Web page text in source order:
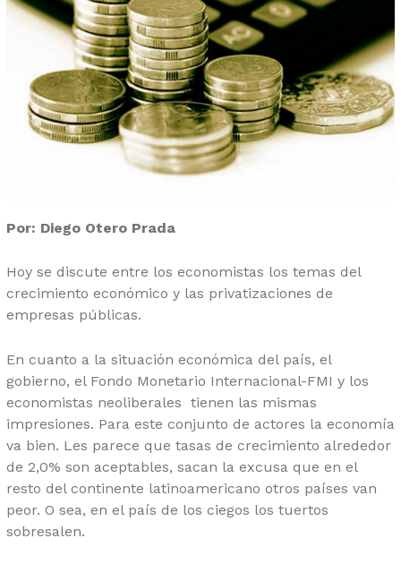
Por: Diego Otero Prada
Hoy se discute entre los economistas los temas del
crecimiento económico y las privatizaciones de
empresas públicas.
En cuanto a la situación económica del país, el
gobierno, el Fondo Monetario Internacional-FMI y los
economistas neoliberales tienen las mismas
impresiones. Para este conjunto de actores la economía
va bien. Les parece que tasas de crecimiento alrededor
de 2,0% son aceptables, sacan la excusa que en el
resto del continente latinoamericano otros países van
peor. O sea, en el país de los ciegos los tuertos
sobresalen.